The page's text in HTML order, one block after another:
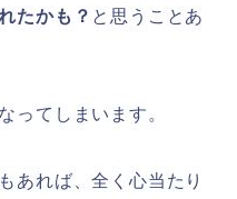
たかも？ と思うことあ
ってしまいます。
あれば、全く心当たり